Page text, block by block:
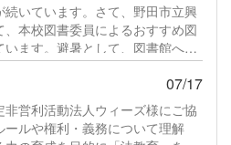
いています。さて、野田市立興
本校図書委員によるおすすめ図
ます。避暑として、図書館へお
ぜひご覧ください。続きをみる
07/17
非営利活動法人ウィーズ様にご協
ルや権利・義務について理解